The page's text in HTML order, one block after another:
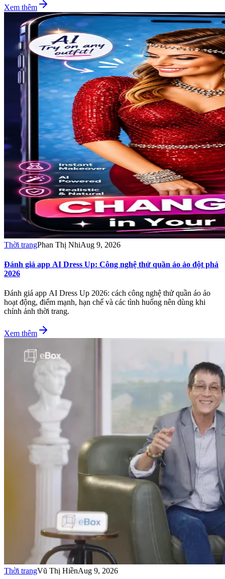
Xem thêm
Thời trangPhan Thị NhiAug 9, 2026
Đánh giá app AI Dress Up: Công nghệ thử quần áo ảo đột phá
2026
Đánh giá app AI Dress Up 2026: cách công nghệ thử quần áo ảo
hoạt động, điểm mạnh, hạn chế và các tình huống nên dùng khi
chỉnh ảnh thời trang.
Xem thêm
Thời trangVũ Thị HiềnAug 9, 2026